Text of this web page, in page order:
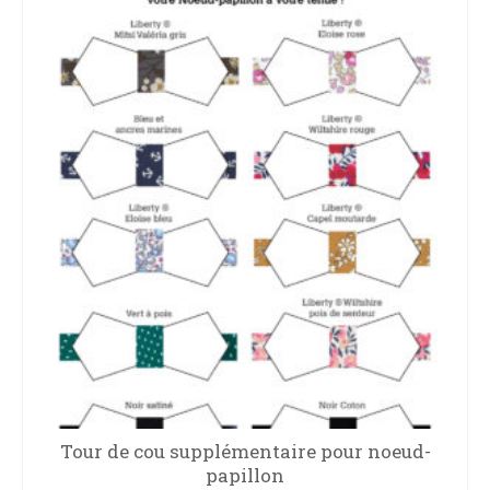
Tour de cou supplémentaire pour noeud-
papillon